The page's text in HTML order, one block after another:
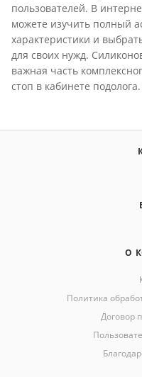
пользователей. В
можете изучить полный
характеристики и
для своих нужд.
важная часть
стоп в кабинете подолога.
О
Политика
Договор